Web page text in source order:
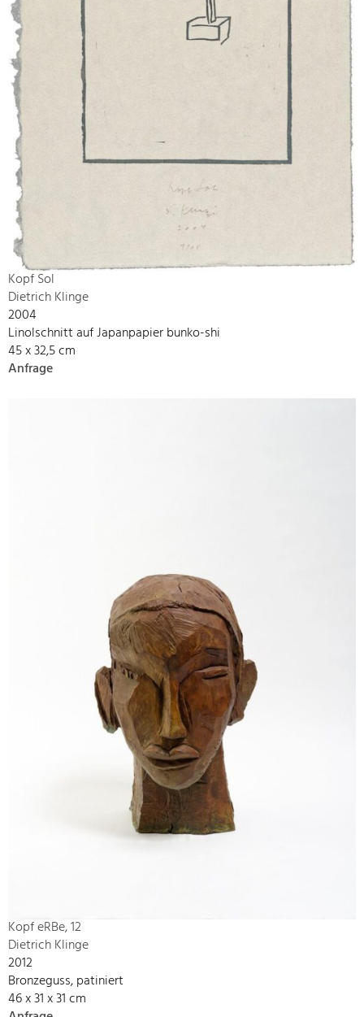
Kopf Sol
Dietrich Klinge
2004
Linolschnitt auf Japanpapier bunko-shi
45 x 32,5 cm
Anfrage
Kopf eRBe, 12
Dietrich Klinge
2012
Bronzeguss, patiniert
46 x 31 x 31 cm